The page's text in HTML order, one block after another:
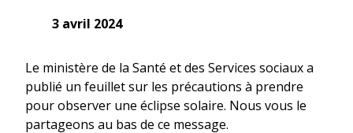
3 avril 2024
Le ministère de la Santé et des Services sociaux a
publié un feuillet sur les précautions à prendre
pour observer une éclipse solaire. Nous vous le
partageons au bas de ce message.